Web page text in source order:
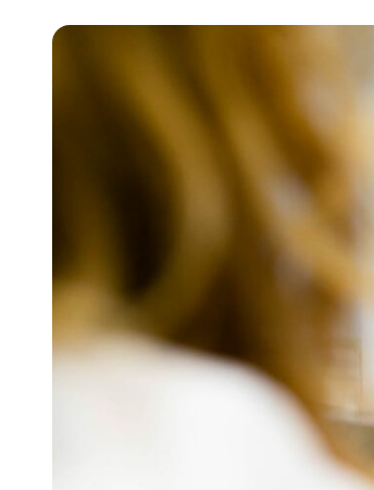
Groningen
Assen
Emmen